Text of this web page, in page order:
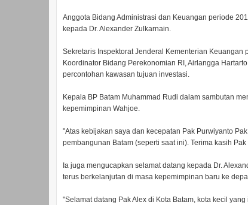
Anggota Bidang Administrasi dan Keuangan periode
kepada Dr. Alexander Zulkarnain.
Sekretaris Inspektorat Jenderal Kementerian
Koordinator Bidang Perekonomian RI, Airlangga
percontohan kawasan tujuan investasi.
Kepala BP Batam Muhammad Rudi dalam sambutan
kepemimpinan Wahjoe.
"Atas kebijakan saya dan kecepatan Pak Purwiyanto
pembangunan Batam (seperti saat ini). Terima kasih
Ia juga mengucapkan selamat datang kepada Dr.
terus berkelanjutan di masa kepemimpinan baru ke
"Selamat datang Pak Alex di Kota Batam, kota kecil